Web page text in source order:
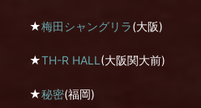
★梅田シャングリラ(大阪)
★TH-R HALL (大阪関大前)
★秘密(福岡)